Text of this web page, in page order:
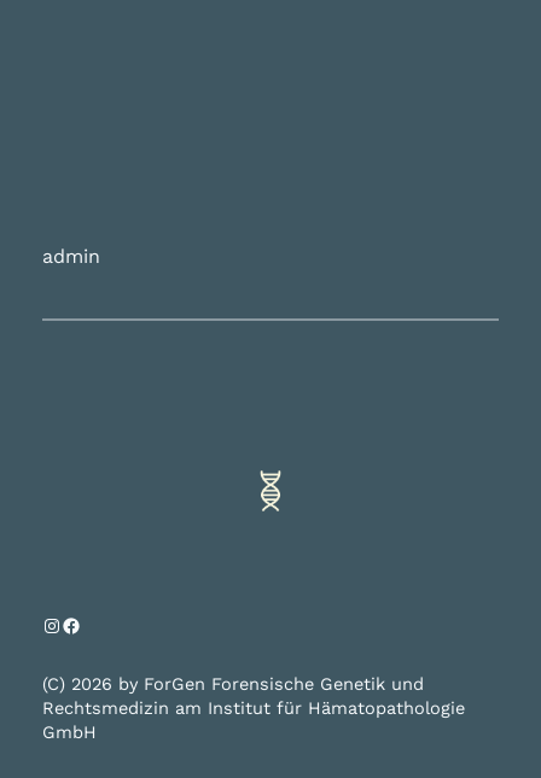
admin
Instagram
Facebook
(C) 2026 by ForGen Forensische Genetik und
Rechtsmedizin am Institut für Hämatopathologie
GmbH